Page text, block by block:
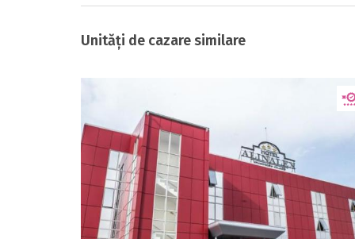
Unități de cazare similare